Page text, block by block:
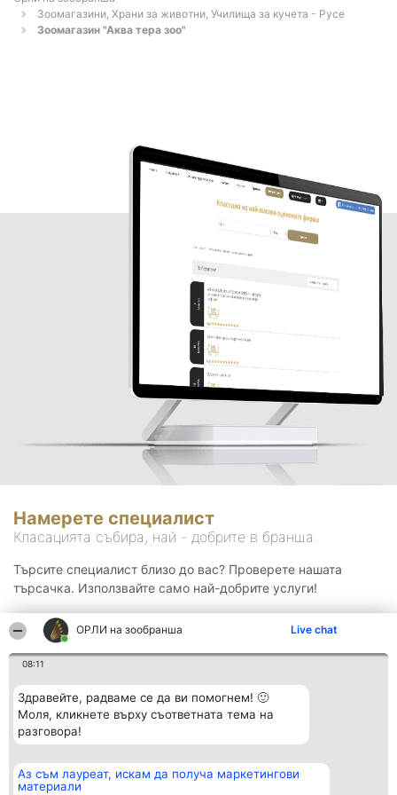
ОРЛИ на зообранша Live chat
08:11
Здравейте, радваме се да ви помогнем! 🙂
Моля, кликнете върху съответната тема на
разговора!
Аз съм лауреат, искам да получа маркетингови
материали
Зоомагазини, Храни за животни, Училища за кучета - Русе
Зоомагазин "Аква тера зоо"
Намерете специалист
Класацията събира, най - добрите в бранша.
Търсите специалист близо до вас? Проверете нашата
търсачка. Използвайте само най-добрите услуги!
Организатор на
класиране
Класация Контакти